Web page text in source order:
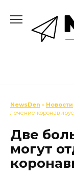
содержанию
NewsDen » Новости
лечение
Две
могут